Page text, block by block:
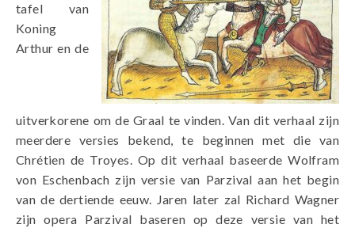
tafel van
Koning
Arthur en de
uitverkorene om de Graal te vinden. Van dit verhaal zijn
meerdere versies bekend, te beginnen met die van
Chrétien de Troyes. Op dit verhaal baseerde Wolfram
von Eschenbach zijn versie van Parzival aan het begin
van de dertiende eeuw. Jaren later zal Richard Wagner
zijn opera Parzival baseren op deze versie van het